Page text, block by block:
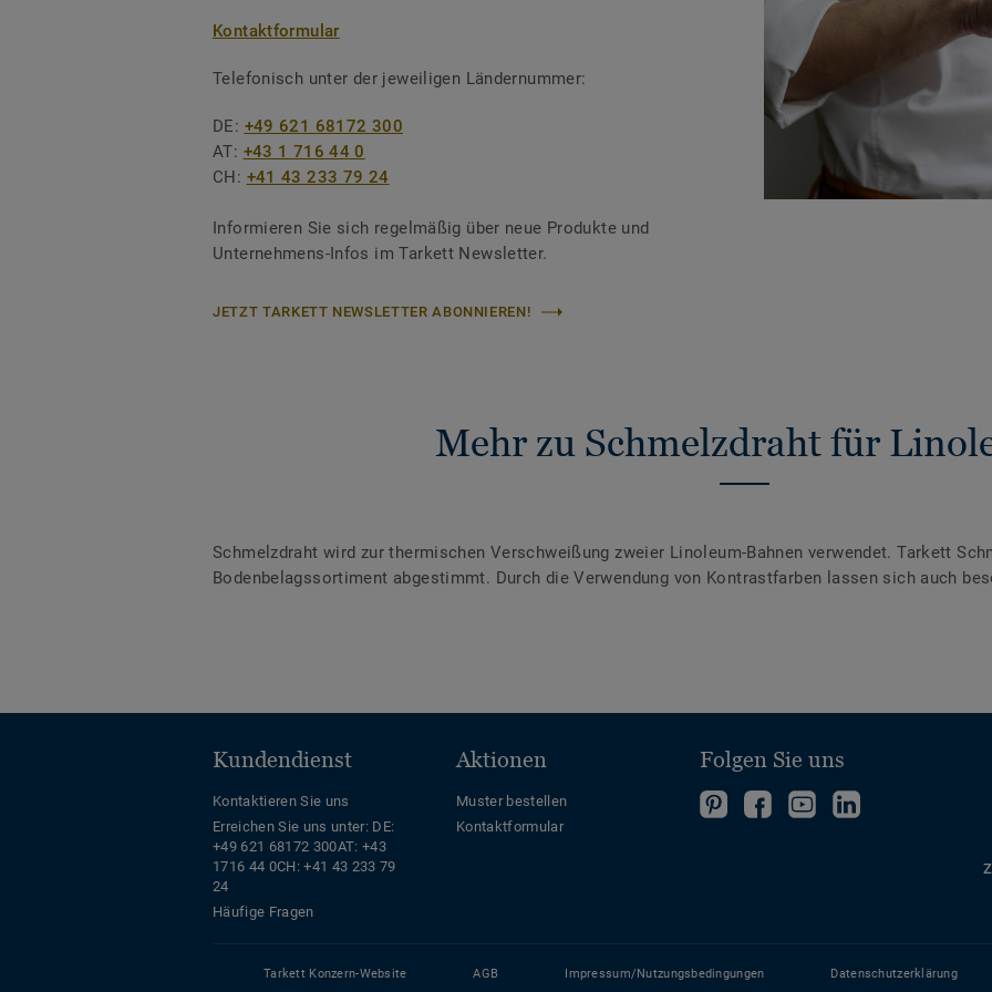
Kontaktformular
Telefonisch unter der jeweiligen Ländernummer:
DE: +49 621 68172 300
AT: +43 1 716 44 0
CH: +41 43 233 79 24
Informieren Sie sich regelmäßig über neue Produkte und
Unternehmens-Infos im Tarkett Newsletter.
JETZT TARKETT NEWSLETTER ABONNIEREN!
Mehr zu Schmelzdraht für
Schmelzdraht wird zur thermischen Verschweißung zweier Linoleum-Bahnen verwendet. Tarkett
Bodenbelagssortiment abgestimmt. Durch die Verwendung von Kontrastfarben lassen sich auch
Kundendienst
Kontaktieren Sie uns
Erreichen Sie uns unter: DE:
+49 621 68172 300AT: +43
1716 44 0CH: +41 43 233 79
24
Häufige Fragen
Aktionen
Muster bestellen
Kontaktformular
Folgen Sie uns
FolgenFolgenFolgeFolgen
Tarkett Konzern-Website AGB Impressum/Nutzungsbedingungen Datenschutzerklärung